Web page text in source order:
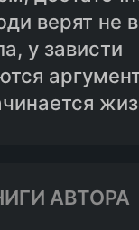
верят не
у зависти
АВТОРА